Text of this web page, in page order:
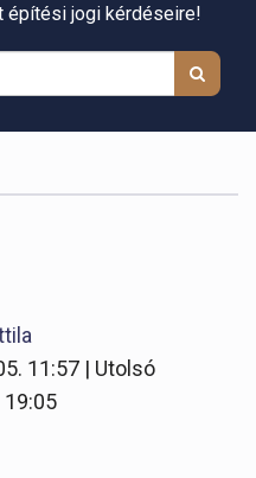
építési jogi kérdéseire!
11:57 | Utolsó